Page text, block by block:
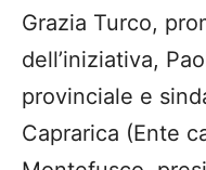
Grazia Turco,
dell’iniziativa,
provinciale e
Caprarica (Ente